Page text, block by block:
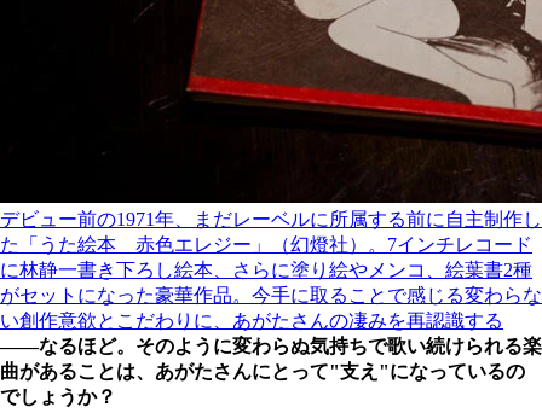
デビュー前の1971年、まだレーベルに所属する前に自主制作し
た「うた絵本 赤色エレジー」（幻燈社）。7インチレコード
に林静一書き下ろし絵本、さらに塗り絵やメンコ、絵葉書2種
がセットになった豪華作品。今手に取ることで感じる変わらな
い創作意欲とこだわりに、あがたさんの凄みを再認識する
――なるほど。そのように変わらぬ気持ちで歌い続けられる楽
曲があることは、あがたさんにとって"支え"になっているの
でしょうか？